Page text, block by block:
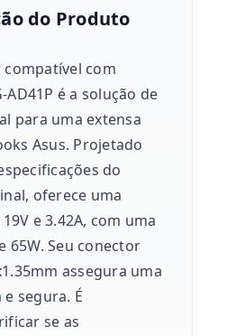
do Produto
com
AD41P é a solução de
para uma extensa
Asus. Projetado
do
oferece uma
e 3.42A, com uma
65W. Seu conector
assegura uma
segura. É
se as